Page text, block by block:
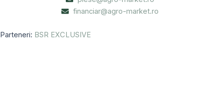
financiar@agro-market.ro
Parteneri: BSR EXCLUSIVE